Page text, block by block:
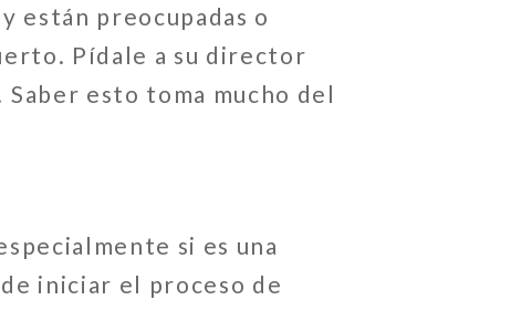
están preocupadas o
Pídale a su director
esto toma mucho del
si es una
iniciar el proceso de